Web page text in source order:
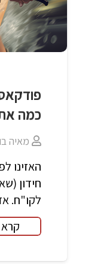
כמה
מאיה
האזינו
חידון
לקו"ח.
קרא